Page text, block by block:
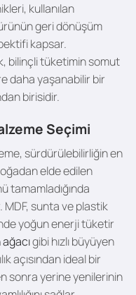
kullanılan
geri dönüşüm
kapsar.
bilinçli tüketimin somut
daha yaşanabilir bir
birisidir.
Seçimi
sürdürülebilirliğin en
elde edilen
tamamladığında
MDF, sunta ve plastik
yoğun enerji tüketir
ağacıgibi hızlı büyüyen
açısından ideal bir
sonra yerine yenilerinin